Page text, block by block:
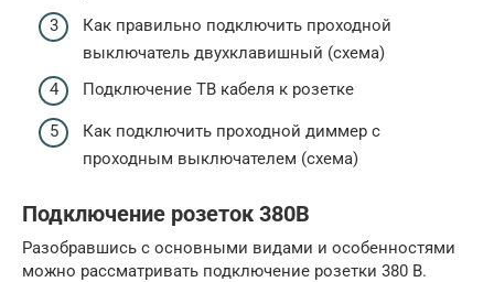
Как правильно подключить проходной
выключатель двухклавишный (схема)
Подключение ТВ кабеля к розетке
Как подключить проходной диммер с
проходным выключателем (схема)
Подключение розеток 380В
Разобравшись с основными видами и особенностями
можно рассматривать подключение розетки 380 В.